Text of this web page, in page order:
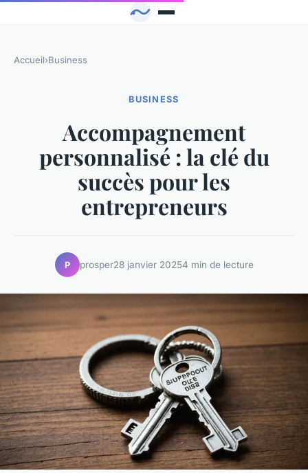
Accueil›Business
BUSINESS
Accompagnement
personnalisé : la clé du
succès pour les
entrepreneurs
P prosper28 janvier 20254 min de lecture